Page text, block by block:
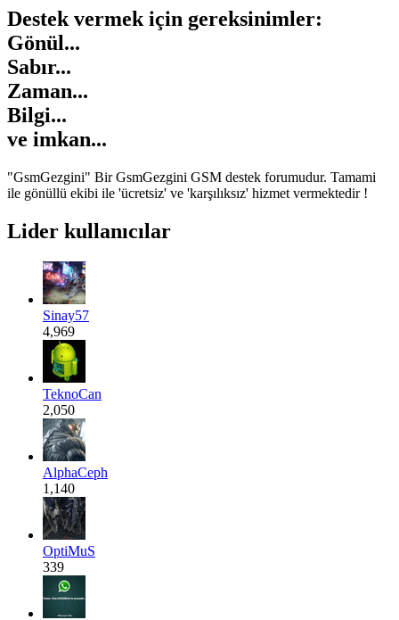
Destek vermek için gereksinimler:
Gönül...
Sabır...
Zaman...
Bilgi...
ve imkan...
"GsmGezgini" Bir GsmGezgini GSM destek forumudur. Tamami
ile gönüllü ekibi ile 'ücretsiz' ve 'karşılıksız' hizmet vermektedir !
Lider kullanıcılar
Sinay57
4,969
TeknoCan
2,050
AlphaCeph
1,140
OptiMuS
339